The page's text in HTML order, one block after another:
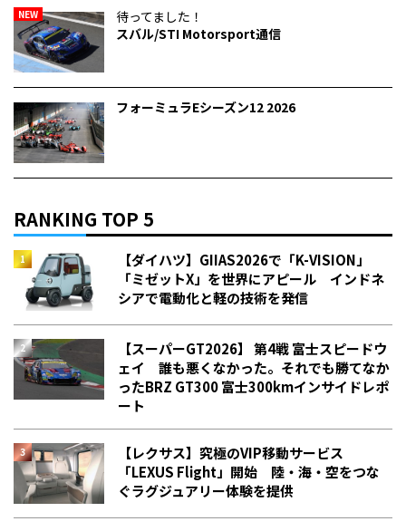
NEW
待ってました！
スバル/STI Motorsport通信
フォーミュラEシーズン12 2026
RANKING TOP 5
【ダイハツ】GIIAS2026で「K-VISION」
「ミゼットX」を世界にアピール インドネ
シアで電動化と軽の技術を発信
【スーパーGT2026】 第4戦 富士スピードウ
ェイ 誰も悪くなかった。それでも勝てなか
った――BRZ GT300 富士300kmインサイドレポ
ート
【レクサス】究極のVIP移動サービス
「LEXUS Flight」開始 陸・海・空をつな
ぐラグジュアリー体験を提供